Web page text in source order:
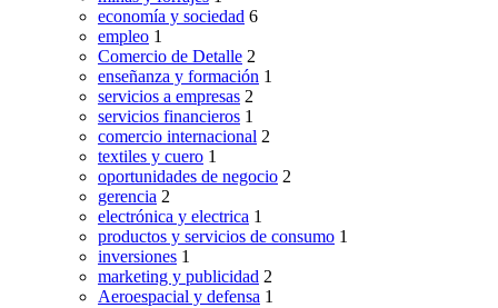
economía y sociedad 6
empleo 1
Comercio de Detalle 2
enseñanza y formación 1
servicios a empresas 2
servicios financieros 1
comercio internacional 2
textiles y cuero 1
oportunidades de negocio 2
gerencia 2
electrónica y electrica 1
productos y servicios de consumo 1
inversiones 1
marketing y publicidad 2
Aeroespacial y defensa 1